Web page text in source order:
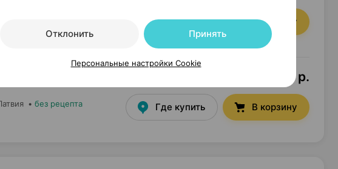
Где купить В корзину
0210, бандаж
• без рецепта
38,77 — 41,25 р.
Где купить В корзину
Отклонить Принять
Персональные настройки Cookie